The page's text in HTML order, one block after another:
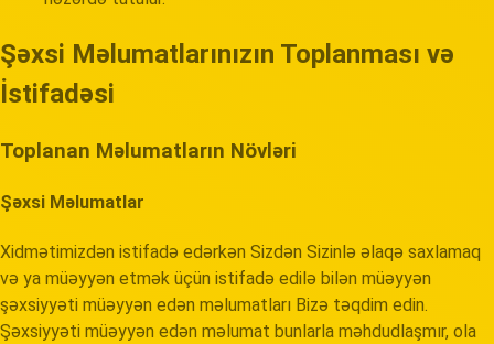
Şəxsi Məlumatlarınızın Toplanması və
İstifadəsi
Toplanan Məlumatların Növləri
Şəxsi Məlumatlar
Xidmətimizdən istifadə edərkən Sizdən Sizinlə əlaqə saxlamaq
və ya müəyyən etmək üçün istifadə edilə bilən müəyyən
şəxsiyyəti müəyyən edən məlumatları Bizə təqdim edin.
Şəxsiyyəti müəyyən edən məlumat bunlarla məhdudlaşmır, ola